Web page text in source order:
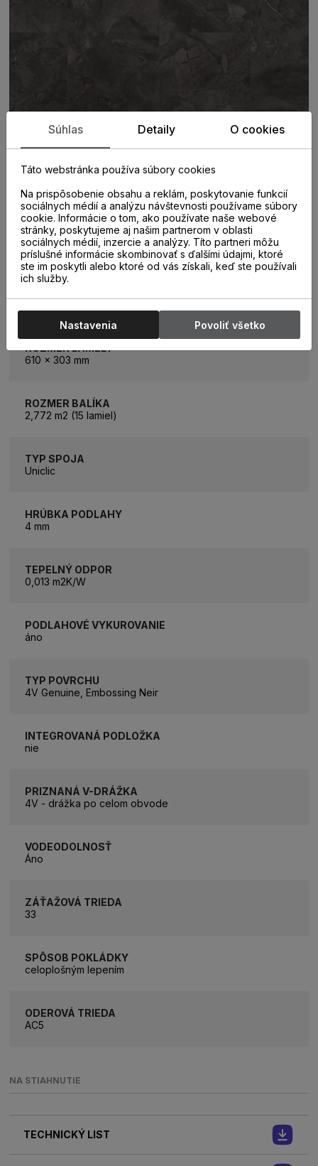
PARAMETRE
ROZMER LAMELY
610 x 303 mm
ROZMER BALÍKA
2,772 m2 (15 lamiel)
TYP SPOJA
Uniclic
HRÚBKA PODLAHY
4 mm
TEPELNÝ ODPOR
0,013 m2K/W
PODLAHOVÉ VYKUROVANIE
áno
TYP POVRCHU
4V Genuine, Embossing Neir
INTEGROVANÁ PODLOŽKA
nie
PRIZNANÁ V-DRÁŽKA
4V - drážka po celom obvode
VODEODOLNOSŤ
Áno
ZÁŤAŽOVÁ TRIEDA
33
SPÔSOB POKLÁDKY
celoplošným lepením
ODEROVÁ TRIEDA
AC5
NA STIAHNUTIE
TECHNICKÝ LIST
Súhlas Detaily O cookies
Táto webstránka používa súbory cookies
Na prispôsobenie obsahu a reklám, poskytovanie funkcií
sociálnych médií a analýzu návštevnosti používame súbory
cookie. Informácie o tom, ako používate naše webové
stránky, poskytujeme aj našim partnerom v oblasti
sociálnych médií, inzercie a analýzy. Títo partneri môžu
príslušné informácie skombinovať s ďalšími údajmi, ktoré
ste im poskytli alebo ktoré od vás získali, keď ste používali
ich služby.
Nastavenia Povoliť všetko